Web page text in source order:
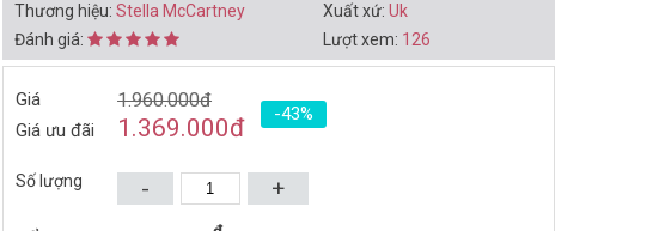
Thương hiệu:Stella McCartney Xuất xứ:Uk
Đánh giá:
Lượt xem: 126
Giá 1.960.000đ
Giá ưu đãi 1.369.000đ -43%
Số lượng +
-
240.000đ
NƯỚC HOA NỮ KARL
LAGERFELD FOR HER EDP
1.770.000đ 1.081.000đ
Mua ngay